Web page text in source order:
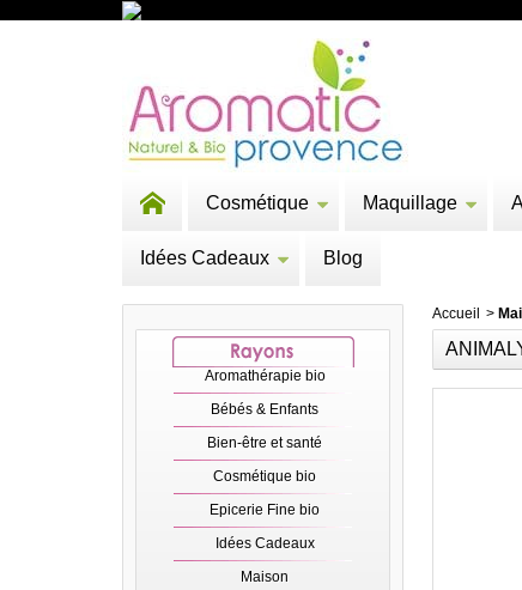
Cosmétique Maquillage
Idées Cadeaux Blog
Aromathérapie bio
Bébés & Enfants
Bien-être et santé
Cosmétique bio
Epicerie Fine bio
Idées Cadeaux
Maison
Accueil >